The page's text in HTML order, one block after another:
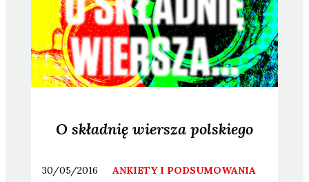
O składnię wiersza polskiego
30/05/2016
ANKIETY I PODSUMOWANIA